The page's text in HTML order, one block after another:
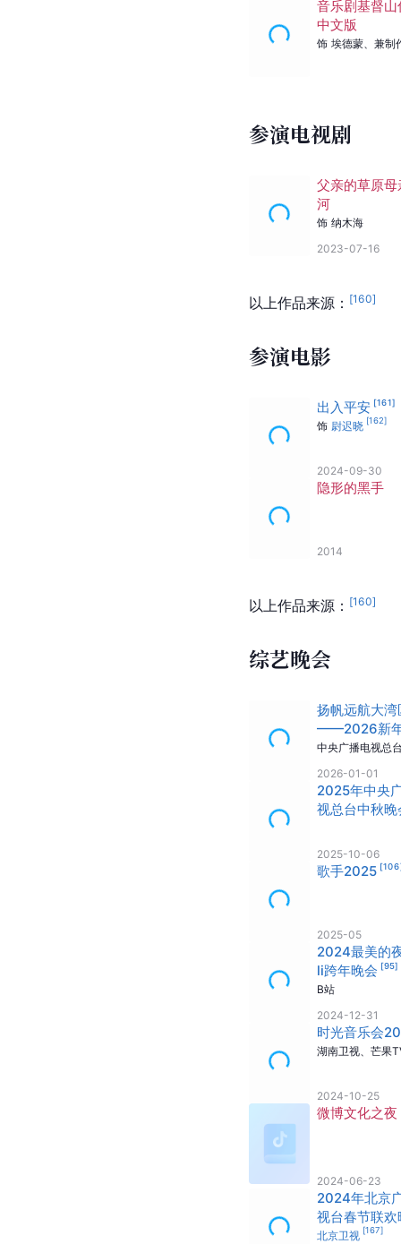
音乐剧基督山
中文版
饰 埃德蒙 兼制
参演电视剧
父亲的草原母
河
饰 纳木海
2023-07-16
以上作品来源： [160]
参演电影
出入平安 [161]
饰 尉迟晓 [162]
2024-09-30
隐形的黑手
2014
以上作品来源： [160]
综艺晚会
扬帆远航大湾
——2026新
乐会 [25]
中央广播电视总
2026-01-01
2025年中央
视总台中秋晚
2025-10-06
歌手2025 [106
2025-05
2024最美的
li跨年晚会 [95]
B站
2024-12-31
时光音乐会
湖南卫视、芒果
2024-10-25
微博文化之夜
2024-06-23
2024年北京
视台春节联欢
北京卫视 [167]